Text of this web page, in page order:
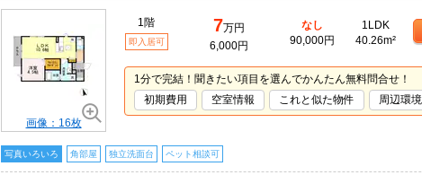
画像：16枚
1階
即入居可
7万円
6,000円
なし
90,000円
1LDK
40.26m²
1分で完結！聞きたい項目を選んでかんたん無料問合せ！
初期費用
空室情報 これと似た物件 周辺環境
写真いろいろ 角部屋 独立洗面台 ペット相談可